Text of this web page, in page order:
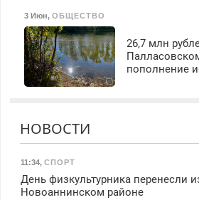
3 Июн, ОБЩЕСТВО
26,7 млн
пополнение
НОВОСТИ
11:34, СПОРТ
День физкультурника перенесли
Новоаннинском районе